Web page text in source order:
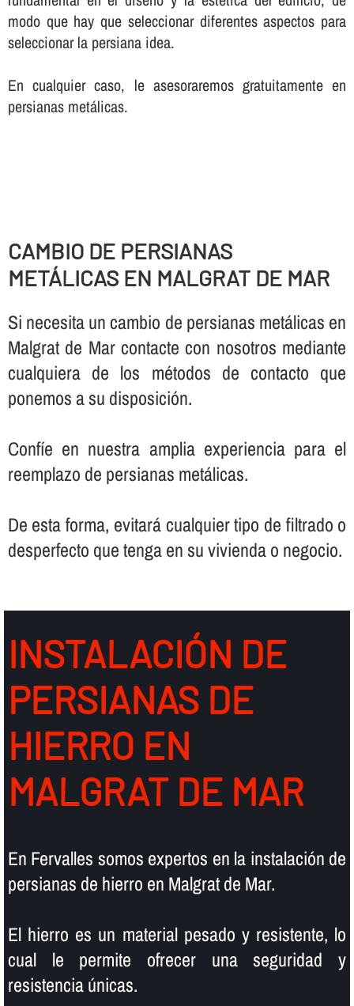
modo que hay que seleccionar diferentes aspectos para
seleccionar la persiana idea.
En cualquier caso, le asesoraremos gratuitamente en
persianas metálicas.
CAMBIO DE PERSIANAS
METÁLICAS EN MALGRAT DE MAR
Si necesita un cambio de persianas metálicas en
Malgrat de Mar contacte con nosotros mediante
cualquiera de los métodos de contacto que
ponemos a su disposición.
Confí­e en nuestra amplia experiencia para el
reemplazo de persianas metálicas.
De esta forma, evitará cualquier tipo de filtrado o
desperfecto que tenga en su vivienda o negocio.
INSTALACIÓN DE
PERSIANAS DE
HIERRO EN
MALGRAT DE MAR
En Fervalles somos expertos en la instalación de
persianas de hierro en Malgrat de Mar.
El hierro es un material pesado y resistente, lo
cual le permite ofrecer una seguridad y
resistencia únicas.